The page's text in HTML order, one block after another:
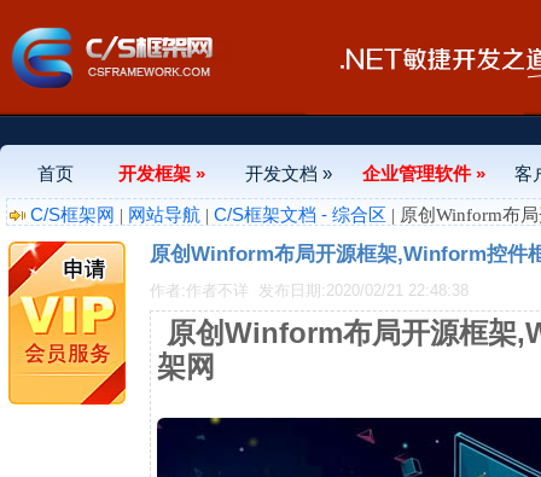
首页 开发框架 » 开发文档 » 企业管理软件 »
客
C/S框架网 | 网站导航 | C/S框架文档 - 综合区 | 原创Winform布
原创Winform布局开源框架,Winform控件
作者:作者不详 发布日期:2020/02/21 22:48:38
原创Winform布局开源框架
架网